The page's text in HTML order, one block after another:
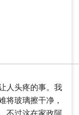
人头疼的事。我
将玻璃擦干净，